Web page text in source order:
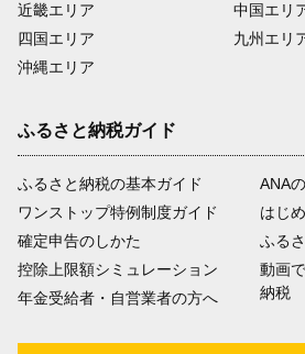
近畿エリア
四国エリア
沖縄エリア
中国エリ
九州エリ
ふるさと納税ガイド
ふるさと納税の基本ガイド
ワンストップ特例制度ガイド
確定申告のしかた
控除上限額シミュレーション
年金受給者・自営業者の方へ
ANA
はじ
ふる
動画
納税